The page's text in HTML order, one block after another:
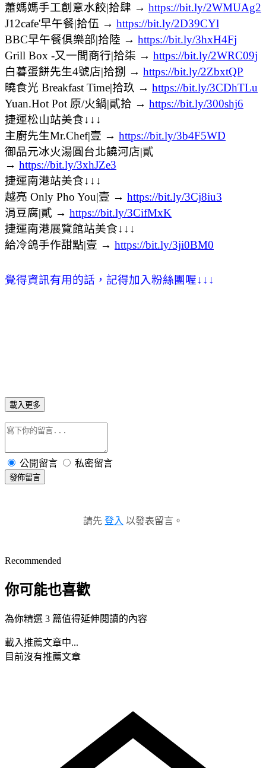
蕭媽媽手工創意水餃|拾肆 → https://bit.ly/2WMUAg2
J12cafe'早午餐|拾伍 → https://bit.ly/2D39CYl
BBC早午餐俱樂部|拾陸 → https://bit.ly/3hxH4Fj
Grill Box -又一間商行|拾柒 → https://bit.ly/2WRC09j
白暮蛋餅先生4號店|拾捌 → https://bit.ly/2ZbxtQP
曉食光 Breakfast Time|拾玖 → https://bit.ly/3CDhTLu
Yuan.Hot Pot 原/火鍋|貳拾 → https://bit.ly/300shj6
捷運松山站美食↓↓↓
主廚先生Mr.Chef|壹 → https://bit.ly/3b4F5WD
御品元冰火湯圓台北饒河店|貳
→ https://bit.ly/3xhJZe3
捷運南港站美食↓↓↓
越亮 Only Pho You|壹 → https://bit.ly/3Cj8iu3
涓豆腐|貳 → https://bit.ly/3CifMxK
捷運南港展覽館站美食↓↓↓
給冷鴿手作甜點|壹 → https://bit.ly/3ji0BM0
覺得資訊有用的話，記得加入粉絲團喔↓ ↓ ↓
載入更多
公開留言 私密留言
發佈留言
請先 登入 以發表留言。
Recommended
你可能也喜歡
為你精選 3 篇值得延伸閱讀的內容
載入推薦文章中...
目前沒有推薦文章